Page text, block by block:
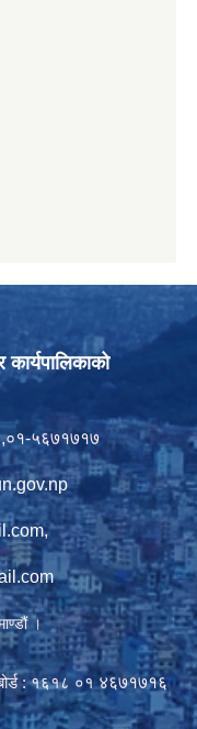
कार्यपालिकाको
५६७१७१७
,
।
: १६१८ ०१४६७१७१६